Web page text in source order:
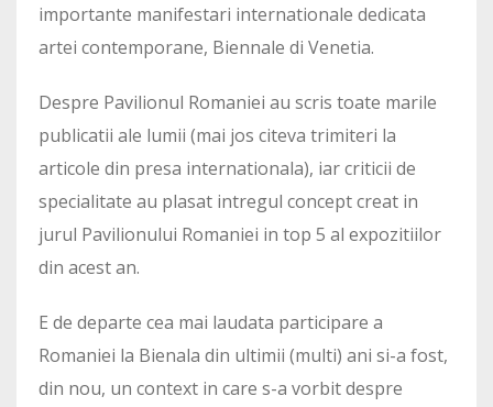
importante manifestari internationale dedicata
artei contemporane, Biennale di Venetia.
Despre Pavilionul Romaniei au scris toate marile
publicatii ale lumii (mai jos citeva trimiteri la
articole din presa internationala), iar criticii de
specialitate au plasat intregul concept creat in
jurul Pavilionului Romaniei in top 5 al expozitiilor
din acest an.
E de departe cea mai laudata participare a
Romaniei la Bienala din ultimii (multi) ani si-a fost,
din nou, un context in care s-a vorbit despre